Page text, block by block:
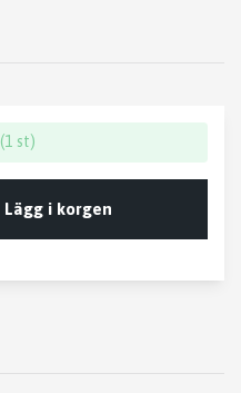
(1 st)
Lägg i korgen